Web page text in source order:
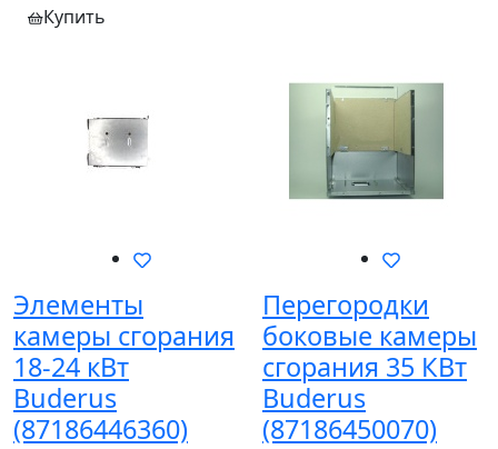
Купить
Элементы
камеры сгорания
18-24 кВт
Buderus
(87186446360)
Перегородки
боковые камеры
сгорания 35 КВт
Buderus
(87186450070)